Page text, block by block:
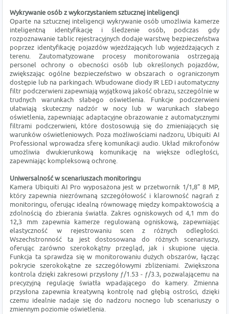
Wykrywanie osób z wykorzystaniem sztucznej inteligencji
Oparte na sztucznej inteligencji wykrywanie osób umożliwia kamerze
inteligentną identyfikację i śledzenie osób, podczas gdy
rozpoznawanie tablic rejestracyjnych dodaje warstwę bezpieczeństwa
poprzez identyfikację pojazdów wjeżdżających lub wyjeżdżających z
terenu. Zautomatyzowane procesy monitorowania ostrzegają
personel ochrony o obecności osób lub określonych pojazdów,
zwiększając ogólne bezpieczeństwo w obszarach o ograniczonym
dostępie lub na parkingach. Wbudowane diody IR LED i automatyczny
filtr podczerwieni zapewniają wyjątkową jakość obrazu, szczególnie w
trudnych warunkach słabego oświetlenia. Funkcje podczerwieni
ułatwiają skuteczny nadzór w nocy lub w warunkach słabego
oświetlenia, zapewniając adaptacyjne obrazowanie z automatycznymi
filtrami podczerwieni, które dostosowują się do zmieniających się
warunków oświetleniowych. Poza możliwościami nadzoru, Ubiquiti AI
Professional wprowadza sferę komunikacji audio. Układ mikrofonów
umożliwia dwukierunkową komunikację na większe odległości,
zapewniając kompleksową ochronę.
Uniwersalność w scenariuszach monitoringu
Kamera Ubiquiti AI Pro wyposażona jest w przetwornik 1/1,8" 8 MP,
który zapewnia niezrównaną szczegółowość i klarowność nagrań z
monitoringu, oferując idealną równowagę między kompaktowością a
zdolnością do zbierania światła. Zakres ogniskowych od 4,1 mm do
12,3 mm zapewnia kamerze regulowaną ogniskową, zapewniając
elastyczność w rejestrowaniu scen z różnych odległości.
Wszechstronność ta jest dostosowana do różnych scenariuszy,
oferując zarówno szerokokątny przegląd, jak i skupione ujęcia.
Funkcja ta sprawdza się w monitorowaniu dużych obszarów, łącząc
pokrycie szerokokątne ze szczegółowymi zbliżeniami. Zwiększona
kontrola dzięki zakresowi przysłony ƒ/1.53 - ƒ/3.3, pozwalającemu na
precyzyjną regulację światła wpadającego do kamery. Zmienna
przysłona zapewnia kreatywną kontrolę nad głębią ostrości, dzięki
czemu idealnie nadaje się do nadzoru nocnego lub scenariuszy o
zmiennym poziomie oświetlenia.